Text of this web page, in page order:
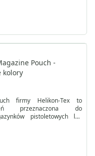
wygodę i
zasadniczy spodni to
rozciągliwy w
o nazwie DyNyCo,
o elastyczne włókna.
Pouch -
kolory
firmy Helikon-Tex to
przeznaczona do
pistoletowych lub
się solidną
która zamykana jest
rzepa.